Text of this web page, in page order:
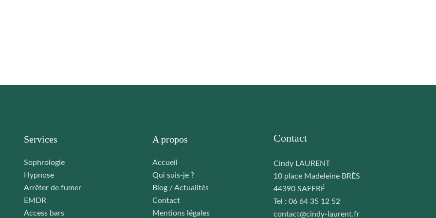
Services
Sophrologie
Hypnose
Arrêter de fumer
EMDR
Access bars
A propos
Accueil
Qui suis-je ?
Blog / Actualités
Contact
Mentions légales
Contact
Cindy LAURENT
10 place Madeleine BRÈS
44390 SAFFRÉ
Tel : 06 64 35 12 52
contact@cindy-laurent.fr